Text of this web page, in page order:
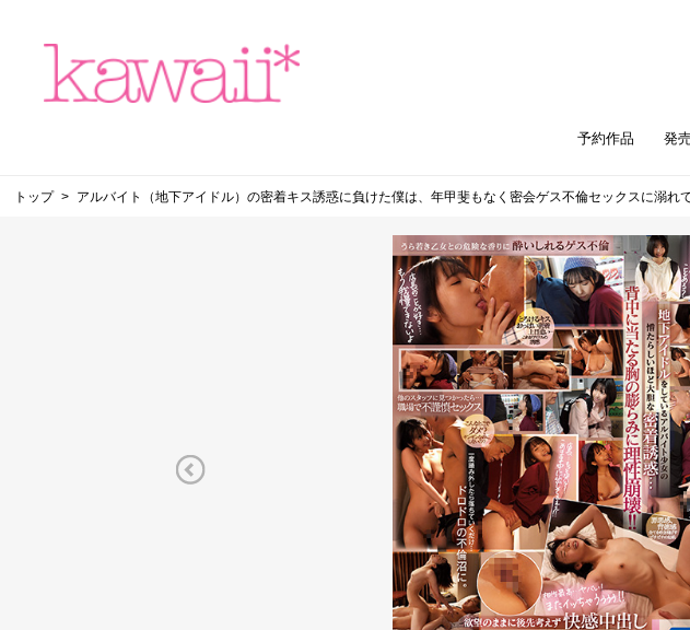
予約作品 発
トップ アルバイト（地下アイドル）の密着キス誘惑に負けた僕は、年甲斐もなく密会ゲス不倫セックスに溺れ